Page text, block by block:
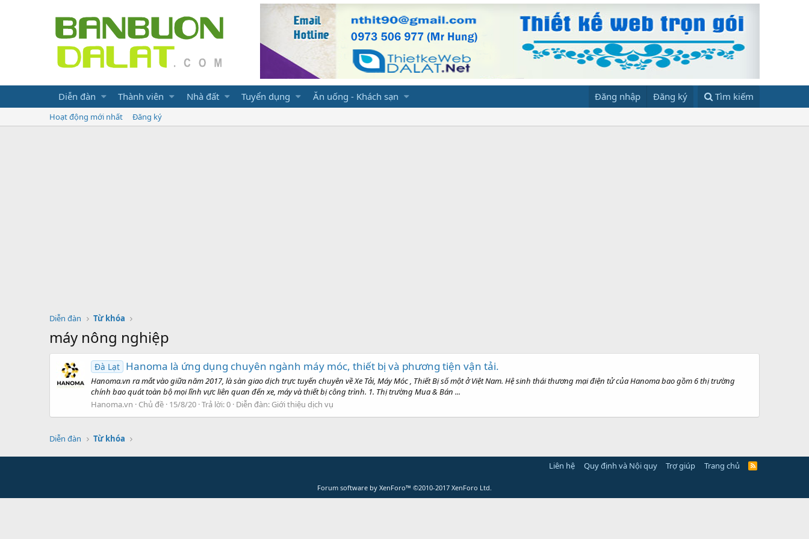
Diễn đàn Thành viên Nhà đất Tuyển dụng Ăn uống - Khách sạn Đăng nhập Đăng ký Tìm kiếm
Hoạt động mới nhất Đăng ký
Diễn đàn Từ khóa
máy nông nghiệp
Đà Lạt Hanoma là ứng dụng chuyên ngành máy móc, thiết bị và phương tiện vận tải.
Hanoma.vn ra mắt vào giữa năm 2017, là sàn giao dịch trực tuyến chuyên về Xe Tải, Máy Móc , Thiết Bị số một ở Việt Nam. Hệ sinh thái thương mại điện tử của Hanoma bao gồm 6 thị trường
chính bao quát toàn bộ mọi lĩnh vực liên quan đến xe, máy và thiết bị công trình. 1. Thị trường Mua & Bán ...
Hanoma.vn
Chủ đề 15/8/20 Trả lời: 0 Diễn đàn: Giới thiệu dịch vụ
Diễn đàn Từ khóa
Liên hệ Quy định và Nội quy Trợ giúp Trang chủ
Forum software by XenForo™ ©2010-2017 XenForo Ltd.